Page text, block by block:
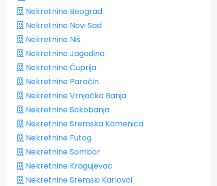
Nekretnine Beograd
Nekretnine Novi Sad
Nekretnine Niš
Nekretnine Jagodina
Nekretnine Ćuprija
Nekretnine Paraćin
Nekretnine Vrnjačka Banja
Nekretnine Sokobanja
Nekretnine Sremska Kamenica
Nekretnine Futog
Nekretnine Sombor
Nekretnine Kragujevac
Nekretnine Sremski Karlovci